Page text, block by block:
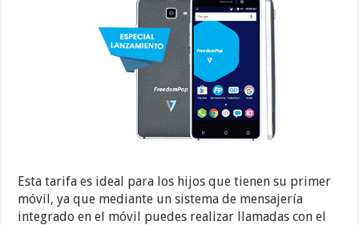
Esta tarifa es ideal para los hijos que tienen su primer
móvil, ya que mediante un sistema de mensajería
integrado en el móvil puedes realizar llamadas con el